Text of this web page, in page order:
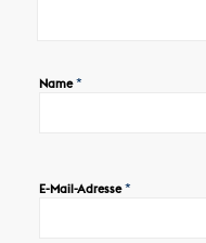
Name*
E-Mail-Adresse*